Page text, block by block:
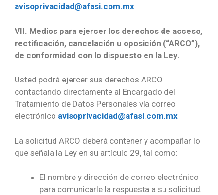
avisoprivacidad@afasi.com.mx
VII. Medios para ejercer los derechos de acceso,
rectificación, cancelación u oposición (“ARCO”),
de conformidad con lo dispuesto en la Ley.
Usted podrá ejercer sus derechos ARCO
contactando directamente al Encargado del
Tratamiento de Datos Personales vía correo
electrónico avisoprivacidad@afasi.com.mx
La solicitud ARCO deberá contener y acompañar lo
que señala la Ley en su artículo 29, tal como:
El nombre y dirección de correo electrónico
para comunicarle la respuesta a su solicitud.